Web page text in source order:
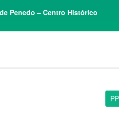
Penedo – Centro Histórico